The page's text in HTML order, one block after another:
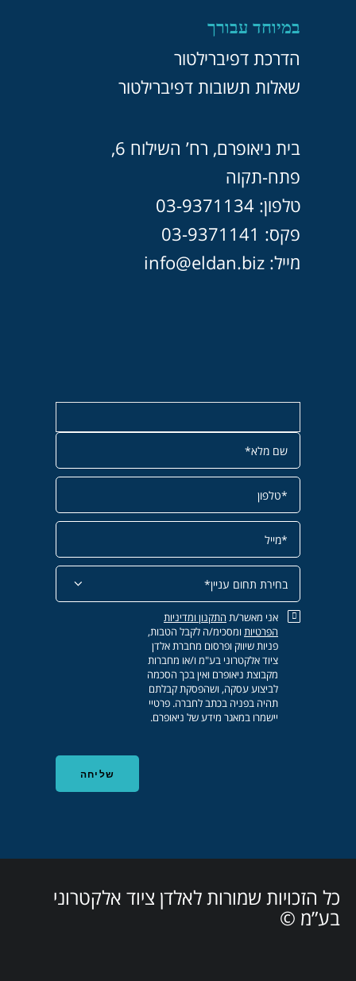
במיוחד עבורך
הדרכת דפיברילטור
שאלות תשובות דפיברילטור
בית ניאופרם, רח’ השילוח 6,
פתח-תקוה
טלפון: 03-9371134
פקס: 03-9371141
מייל: info@eldan.biz
אני מאשר/ת התקנון ומדיניות
הפרטיות ומסכימ/ה לקבל הטבות,
פניות שיווק ופרסום מחברת אלדן
ציוד אלקטרוני בע"מ ו/או מחברות
מקבוצת ניאופרם ואין בכך הסכמה
לביצוע עסקה, ושהפסקת קבלתם
תהיה בפניה בכתב לחברה. פרטיי
יישמרו במאגר מידע של ניאופרם.
כל הזכויות שמורות לאלדן ציוד אלקטרוני
בע”מ ©